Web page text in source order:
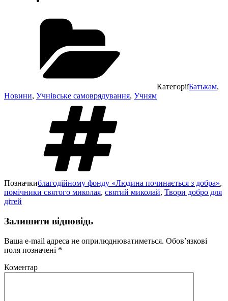
КатегоріїБатькам,
Новини, Учнівське самоврядування, Учням
Позначкиблагодійному фонду «Людина починається з добра»,
помічники святого миколая, святий миколай, Твори добро для
дітей
Залишити відповідь
Ваша e-mail адреса не оприлюднюватиметься. Обов’язкові
поля позначені *
Коментар